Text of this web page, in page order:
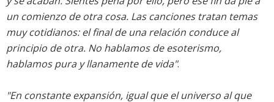
un comienzo de otra cosa. Las canciones tratan temas
muy cotidianos: el final de una relación conduce al
principio de otra. No hablamos de esoterismo,
hablamos pura y llanamente de vida".
"En constante expansión, igual que el universo al que